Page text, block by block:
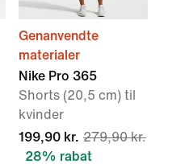
Genanvendte
materialer
Nike Pro 365
Shorts (20,5 cm) til
kvinder
199,90 kr. 279,90 kr.
28% rabat